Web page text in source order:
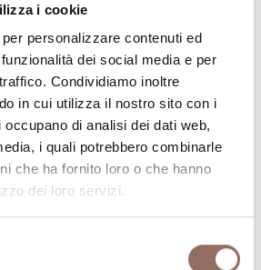
i cookie
personalizzare contenuti ed
dei social media e per
Condividiamo inoltre
in cui utilizza il nostro sito con i
di analisi dei dati web,
i quali potrebbero combinarle
che ha fornito loro o che hanno
dei loro servizi.
di